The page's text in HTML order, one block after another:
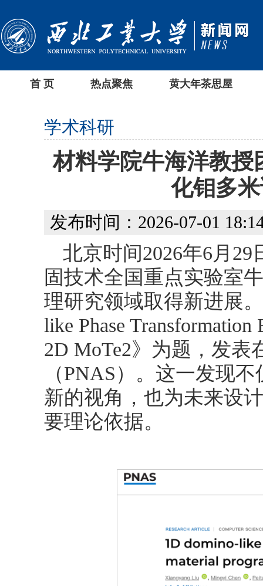
首 页 热点聚焦 黄大年茶思屋
学术科研
材料学院牛海洋教授
化钼多
发布时间：2026-07-01
北京时间2026年6月
固技术全国重点实验室
理研究领域取得新进展
like Phase Transformation
2D MoTe2》为题，发表
（PNAS）。这一发现
新的视角，也为未来设
要理论依据。